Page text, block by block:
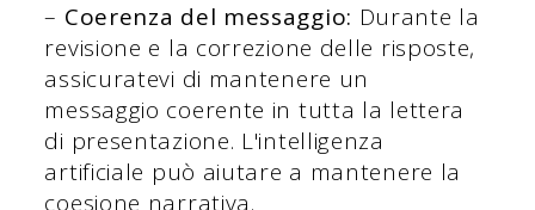
– Coerenza del messaggio: Durante la
revisione e la correzione delle risposte,
assicuratevi di mantenere un
messaggio coerente in tutta la lettera
di presentazione. L'intelligenza
artificiale può aiutare a mantenere la
coesione narrativa.